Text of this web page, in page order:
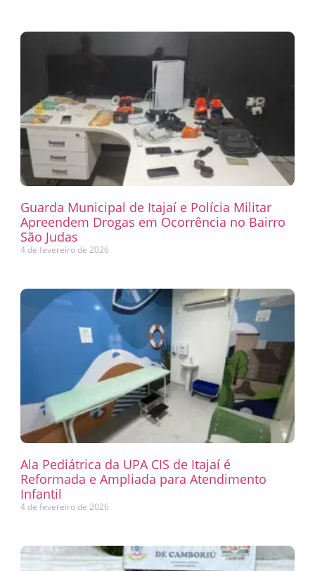
Guarda Municipal de Itajaí e Polícia Militar
Apreendem Drogas em Ocorrência no Bairro
São Judas
4 de fevereiro de 2026
Ala Pediátrica da UPA CIS de Itajaí é
Reformada e Ampliada para Atendimento
Infantil
4 de fevereiro de 2026